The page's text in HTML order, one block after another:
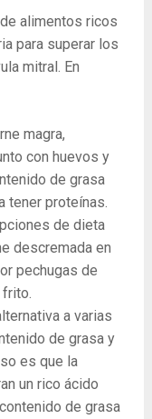
alimentos ricos
para superar los
mitral. En
magra,
con huevos y
de grasa
tener proteínas.
de dieta
descremada en
pechugas de
a varias
de grasa y
es que la
un rico ácido
de grasa